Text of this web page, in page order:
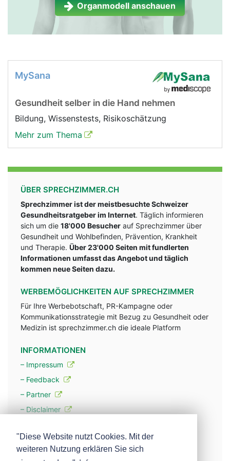
Nebenniere Frau
Organmodell anschauen
MySana
Gesundheit selber in die Hand nehmen
Bildung, Wissenstests, Risikoschätzung
Mehr zum Thema
ÜBER SPRECHZIMMER.CH
Sprechzimmer ist der meistbesuchte Schweizer
Gesundheitsratgeber im Internet. Täglich informieren
sich um die 18'000 Besucher auf Sprechzimmer über
Gesundheit und Wohlbefinden, Prävention, Krankheit
und Therapie. Über 23'000 Seiten mit fundlerten
Informationen umfasst das Angebot und täglich
kommen neue Seiten dazu.
WERBEMÖGLICHKEITEN AUF SPRECHZIMMER
Für Ihre Werbebotschaft, PR-Kampagne oder
Kommunikationsstrategie mit Bezug zu Gesundheit oder
Medizin ist sprechzimmer.ch die ideale Platform
INFORMATIONEN
– Impressum
– Feedback
– Partner
– Disclaimer
– Werbung
"Diese Website nutzt Cookies. Mit der
weiteren Nutzung erklären Sie sich